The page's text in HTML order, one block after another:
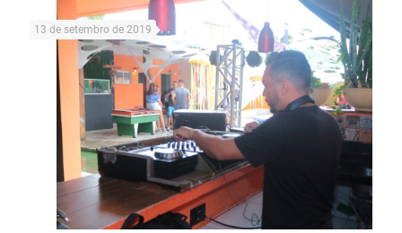
13 de setembro de 2019